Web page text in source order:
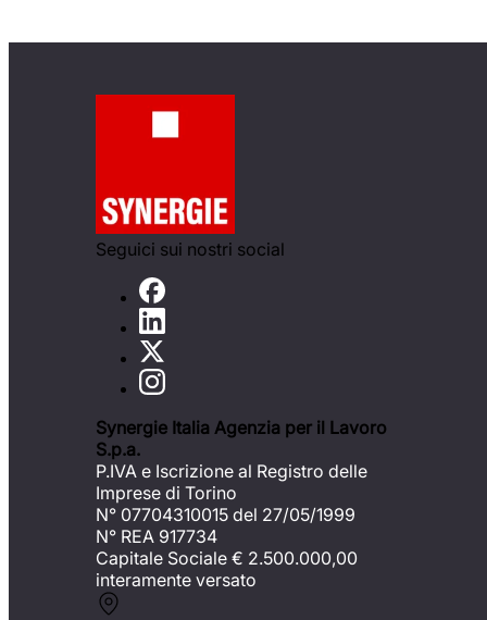
Seguici sui nostri social
Synergie Italia Agenzia per il Lavoro
S.p.a.
P.IVA e Iscrizione al Registro delle
Imprese di Torino
N° 07704310015 del 27/05/1999
N° REA 917734
Capitale Sociale € 2.500.000,00
interamente versato